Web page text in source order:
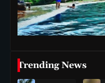
Trending News